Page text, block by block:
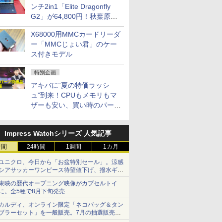
ンチ2in1「Elite Dragonfly
G2」が64,800円！秋葉原で
中古PCセール
X68000用MMCカードリーダ
ー「MMCじょい君」のケー
ス付きモデル
特別企画
アキバに“夏の特価ラッシ
ュ”到来！CPUもメモリもマ
ザーも安い、買い時のパーツ
Impress Watchシリーズ 人気記事
24時間 1週間 1カ月
ニクロ、今日から「お盆特別セール」。涼感
アサッカーワンピース待望値下げ、撥水ギア
ョーツは1990円に
映の歴代オープニング映像がカプセルトイ
。全5種で8月下旬発売
ルディ、オンライン限定「ネコバッグ＆タン
ラーセット」を一般販売。7月の抽選販売の
選無効分